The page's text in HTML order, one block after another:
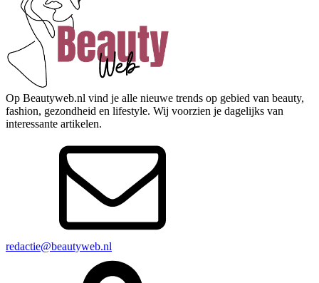
Op Beautyweb.nl vind je alle nieuwe trends op gebied van beauty,
fashion, gezondheid en lifestyle. Wij voorzien je dagelijks van
interessante artikelen.
redactie@beautyweb.nl